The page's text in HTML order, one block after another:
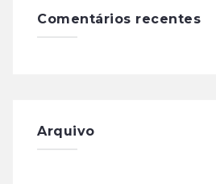
Comentários recentes
Arquivo